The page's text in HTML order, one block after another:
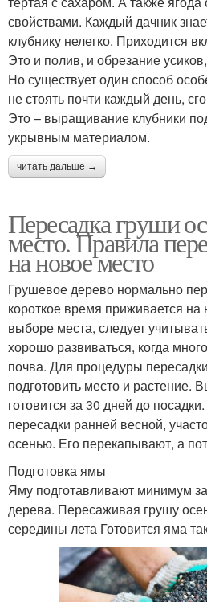
свойствами. Каждый дачник
клубнику нелегко. Приходится
Это и полив, и обрезание
Но существует один способ
не стоять почти каждый день,
Это – выращивание клубники
укрывным материалом.
читать дальше →
Пересадка груши
место. Правила
на новое место
Грушевое дерево нормально
короткое время приживается
выборе места, следует
хорошо развиваться, когда
почва. Для процедуры
подготовить место и растение.
готовится за 30 дней до
пересадки ранней весной,
осенью. Его перекапывают, а
Подготовка ямы
Яму подготавливают минимум
дерева. Пересаживая грушу
середины лета Готовится яма